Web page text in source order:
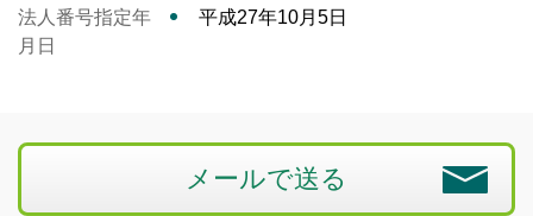
法人番号指定年
月日
平成27年10月5日
メールで送る